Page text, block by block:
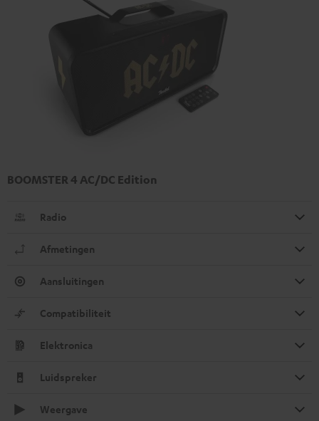
BOOMSTER 4 AC/DC Edition
Radio
Afmetingen
Aansluitingen
Compatibiliteit
Elektronica
Luidspreker
Weergave